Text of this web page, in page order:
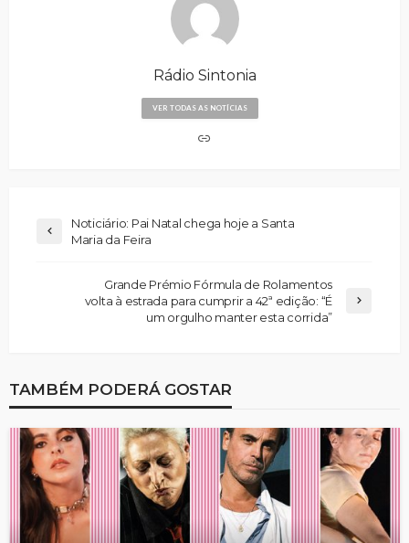
Rádio Sintonia
VER TODAS AS NOTÍCIAS
Noticiário: Pai Natal chega hoje a Santa
Maria da Feira
Grande Prémio Fórmula de Rolamentos
volta à estrada para cumprir a 42ª edição: “É
um orgulho manter esta corrida”
TAMBÉM PODERÁ GOSTAR